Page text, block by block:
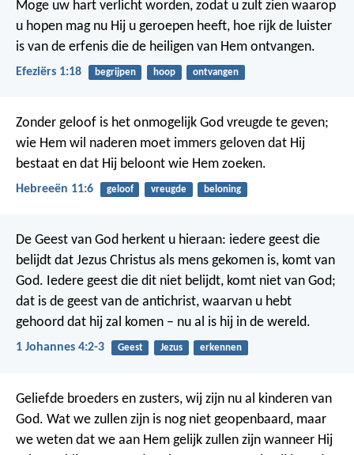
Moge uw hart verlicht worden, zodat u zult zien waarop
u hopen mag nu Hij u geroepen heeft, hoe rijk de luister
is van de erfenis die de heiligen van Hem ontvangen.
Efeziërs 1:18 begrijpen hoop ontvangen
Zonder geloof is het onmogelijk God vreugde te geven;
wie Hem wil naderen moet immers geloven dat Hij
bestaat en dat Hij beloont wie Hem zoeken.
Hebreeën 11:6 geloof vreugde beloning
De Geest van God herkent u hieraan: iedere geest die
belijdt dat Jezus Christus als mens gekomen is, komt van
God. Iedere geest die dit niet belijdt, komt niet van God;
dat is de geest van de antichrist, waarvan u hebt
gehoord dat hij zal komen – nu al is hij in de wereld.
1 Johannes 4:2-3 Geest Jezus erkennen
Geliefde broeders en zusters, wij zijn nu al kinderen van
God. Wat we zullen zijn is nog niet geopenbaard, maar
we weten dat we aan Hem gelijk zullen zijn wanneer Hij